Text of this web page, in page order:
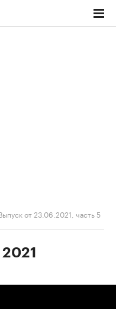
от 23.06.2021, часть 5